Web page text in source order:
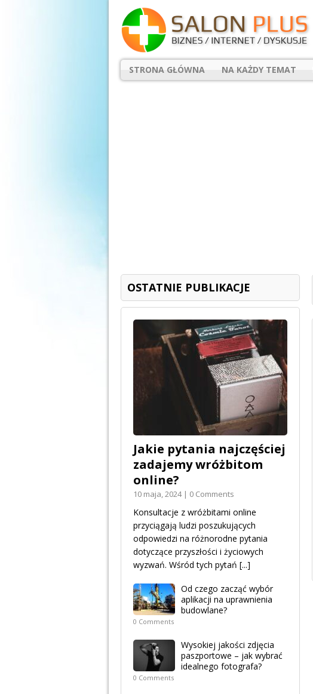
STRONA GŁÓWNA NA KAŻDY TEMAT
OSTATNIE PUBLIKACJE
Jakie pytania najczęściej
zadajemy wróżbitom
online?
10 maja, 2024 | 0 Comments
Konsultacje z wróżbitami online
przyciągają ludzi poszukujących
odpowiedzi na różnorodne pytania
dotyczące przyszłości i życiowych
wyzwań. Wśród tych pytań [...]
Od czego zacząć wybór
aplikacji na uprawnienia
budowlane?
0 Comments
Wysokiej jakości zdjęcia
paszportowe – jak wybrać
idealnego fotografa?
0 Comments